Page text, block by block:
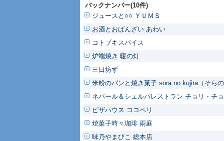
バックナンバー(10件)
ジュースと○○ ＹＵＭＳ
お酒とおばんざい あわい
コトブキスパイス
炉端焼き 暖の灯
三日坊ず
米粉のパンと焼き菓子 sora no kujira（そら
ネパール＆シェルパレストラン チョリ・チ
ピザハウス ココペリ
焼菓子時々珈琲 雨庭
味乃やまびこ 総本店